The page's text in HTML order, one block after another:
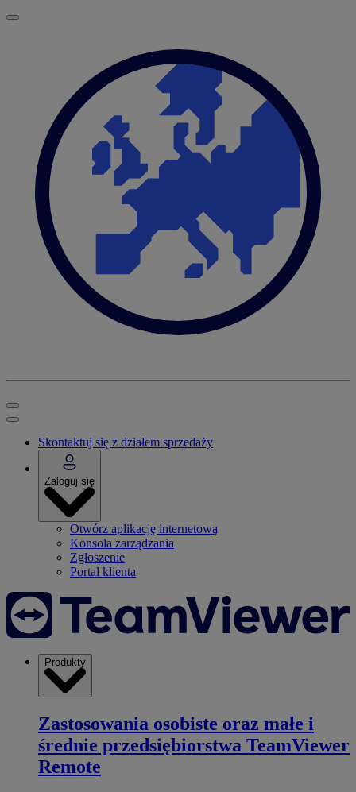
Skontaktuj się z działem sprzedaży
Zaloguj się
Otwórz aplikację internetową
Konsola zarządzania
Zgłoszenie
Portal klienta
Produkty
Zastosowania osobiste oraz małe i
średnie przedsiębiorstwa TeamViewer
Remote